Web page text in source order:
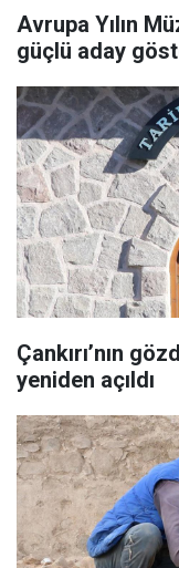
Avrupa Yılın
güçlü aday
Çankırı’nın
yeniden açıldı